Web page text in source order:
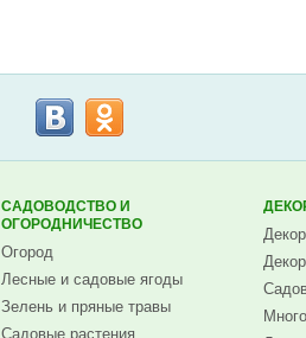
САДОВОДСТВО И
ОГОРОДНИЧЕСТВО
Огород
Лесные и садовые ягоды
Зелень и пряные травы
Садовые растения